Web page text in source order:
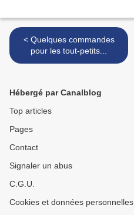
< Quelques commandes
pour les tout-petits...
Hébergé par Canalblog
Top articles
Pages
Contact
Signaler un abus
C.G.U.
Cookies et données personnelles